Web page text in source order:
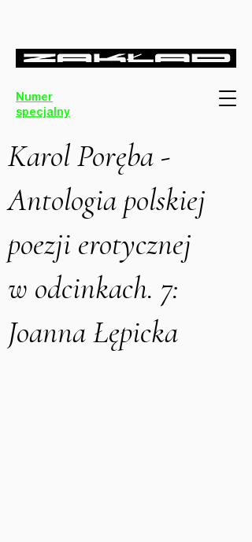
Numer
specjalny
Karol Poręba -
Antologia polskiej
poezji erotycznej
w odcinkach. 7:
Joanna Łępicka